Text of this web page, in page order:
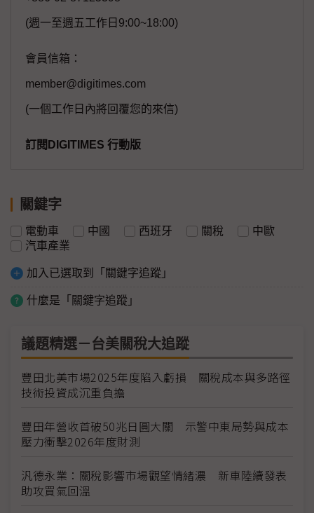
(週一至週五工作日9:00~18:00)
會員信箱：
member@digitimes.com
(一個工作日內將回覆您的來信)
訂閱DIGITIMES 行動版
關鍵字
電動車 中國 西班牙 關稅
中歐
汽車產業
加入已選取到「關鍵字追蹤」
什麼是「關鍵字追蹤」
議題精選－台美關稅大追蹤
豐田北美市場2025年度陷入虧損 關稅成本與多路徑
技術投資成沉重負擔
豐田年營收首破50兆日圓大關 示警中東局勢與成本
壓力衝擊2026年度財測
汎德永業：關稅影響市場觀望情緒濃 新車陸續發表
助攻買氣回溫